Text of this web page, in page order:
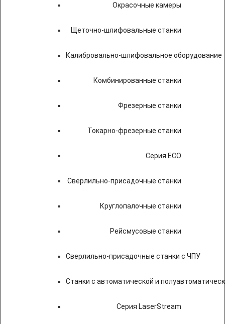
Окрасочные камеры
Щеточно-шлифовальные станки
Калибровально-шлифовальное оборудование
Комбинированные станки
Фрезерные станки
Токарно-фрезерные станки
Серия ECO
Сверлильно-присадочные станки
Круглопалочные станки
Рейсмусовые станки
Сверлильно-присадочные станки с ЧПУ
Станки с автоматической и
Серия LaserStream